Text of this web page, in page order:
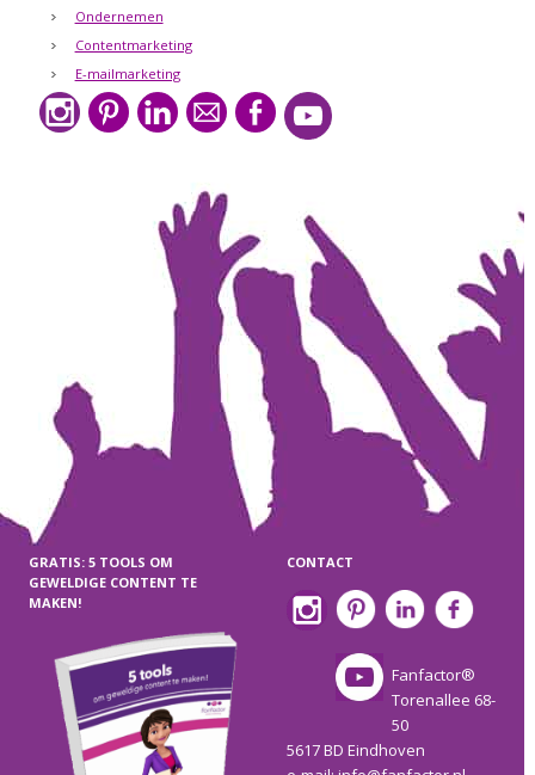
Ondernemen
Contentmarketing
E-mailmarketing
GRATIS: 5 TOOLS OM
GEWELDIGE CONTENT TE
MAKEN!
CONTACT
Fanfactor®
Torenallee 68-
50
5617 BD Eindhoven